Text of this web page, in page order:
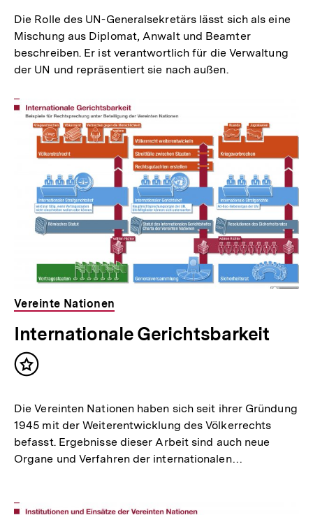
Die Rolle des UN-Generalsekretärs lässt sich als eine
Mischung aus Diplomat, Anwalt und Beamter
beschreiben. Er ist verantwortlich für die Verwaltung
der UN und repräsentiert sie nach außen.
Vereinte Nationen
Internationale Gerichtsbarkeit
Inhalt
Die Vereinten Nationen haben sich seit ihrer Gründung
1945 mit der Weiterentwicklung des Völkerrechts
befasst. Ergebnisse dieser Arbeit sind auch neue
Organe und Verfahren der internationalen…